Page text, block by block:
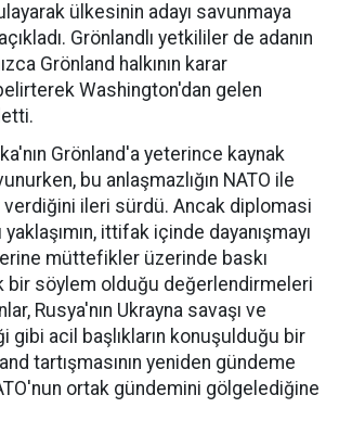
ülkesinin adayı savunmaya
Grönlandlı yetkililer de adanın
Grönland halkının karar
Washington'dan gelen
Grönland'a yeterince kaynak
bu anlaşmazlığın NATO ile
ileri sürdü. Ancak diplomasi
ittifak içinde dayanışmayı
müttefikler üzerinde baskı
bir söylem olduğu değerlendirmeleri
Rusya'nın Ukrayna savaşı ve
gibi acil başlıkların konuşulduğu bir
tartışmasının yeniden gündeme
ortak gündemini gölgelediğine